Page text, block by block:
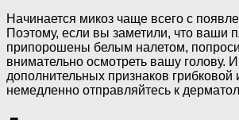
Начинается микоз чаще всего с
Поэтому, если вы заметили, что ваши
припорошены белым налетом,
внимательно осмотреть вашу голову.
дополнительных признаков
немедленно отправляйтесь к